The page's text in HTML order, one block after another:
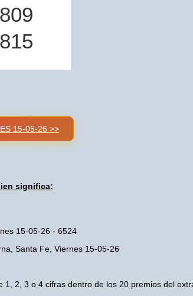
15-05-26 >>
significa:
15-05-26 - 6524
Santa Fe, Viernes 15-05-26
2, 3 o 4 cifras dentro de los 20 premios del